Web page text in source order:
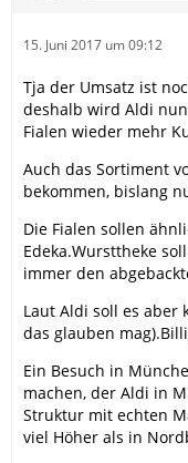
15. Juni 2017 um 09:12
Tja der Umsatz ist
deshalb wird Aldi
Fialen wieder mehr
Auch das Sortiment
bekommen, bislang
Die Fialen sollen
Edeka.Wursttheke
immer den
Laut Aldi soll es aber
das glauben
Ein Besuch in
machen, der Aldi in
Struktur mit echten
viel Höher als in